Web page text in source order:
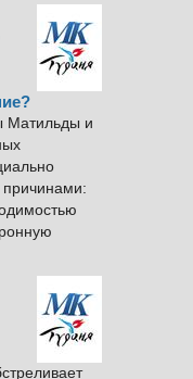
Матильды и